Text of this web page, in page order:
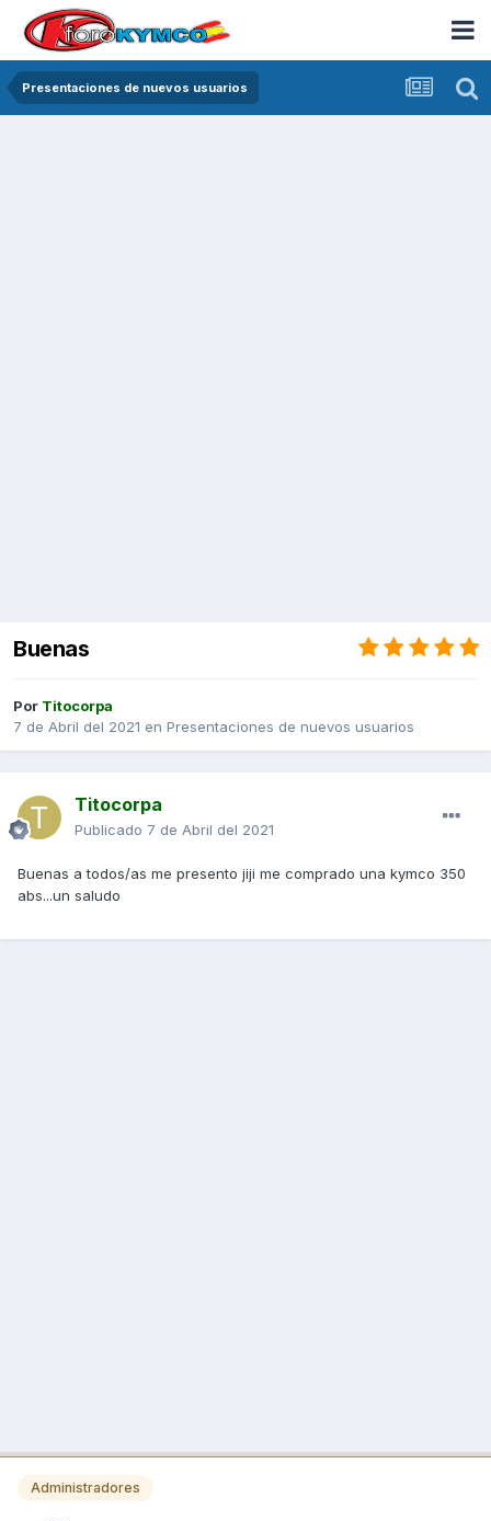
Presentaciones de nuevos usuarios
Buenas
Por Titocorpa
7 de Abril del 2021 en Presentaciones de nuevos usuarios
Titocorpa
Publicado 7 de Abril del 2021
Buenas a todos/as me presento jiji me comprado una kymco 350
abs...un saludo
Administradores